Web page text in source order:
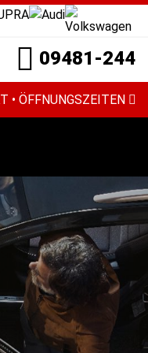
09481-244
• ÖFFNUNGSZEITEN